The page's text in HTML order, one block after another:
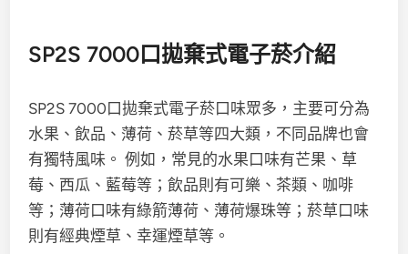
SP2S 7000口拋棄式電子菸介紹
SP2S 7000口拋棄式電子菸口味眾多，主要可分為
水果、飲品、薄荷、菸草等四大類，不同品牌也會
有獨特風味。 例如，常見的水果口味有芒果、草
莓、西瓜、藍莓等；飲品則有可樂、茶類、咖啡
等；薄荷口味有綠箭薄荷、薄荷爆珠等；菸草口味
則有經典煙草、幸運煙草等。